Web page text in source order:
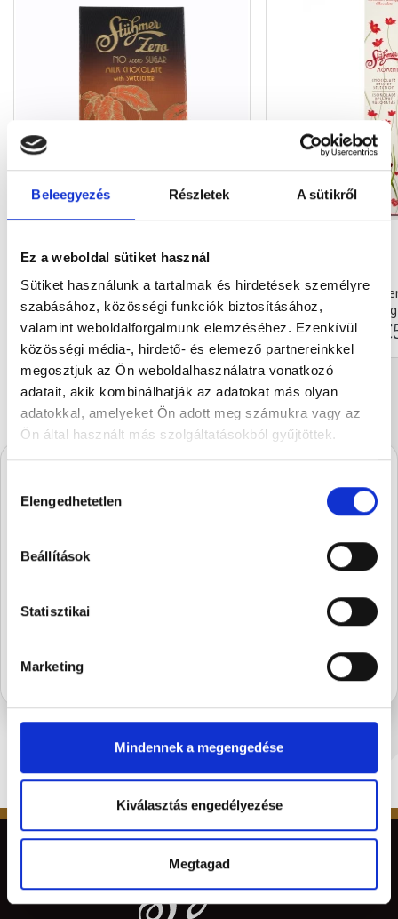
Beleegyezés Részletek A sütikről
Ez a weboldal sütiket használ
Sütiket használunk a tartalmak és hirdetések személyre
szabásához, közösségi funkciók biztosításához,
valamint weboldalforgalmunk elemzéséhez. Ezenkívül
közösségi média-, hirdető- és elemező partnereinkkel
megosztjuk az Ön weboldalhasználatra vonatkozó
adatait, akik kombinálhatják az adatokat más olyan
adatokkal, amelyeket Ön adott meg számukra vagy az
Ön által használt más szolgáltatásokból gyűjtöttek.
kiválasztása
Elengedhetetlen
Beállítások
Statisztikai
Marketing
Mindennek a megengedése
Kiválasztás engedélyezése
Megtagad
Milk chocolate with sweete...
90 g
€6.24
Moments
60 g
A Stühmernél mindig
Iratkozz fel, és elsőként értesülsz a